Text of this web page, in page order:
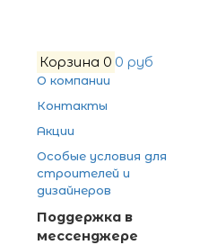
Корзина 0 0 руб
О компании
Контакты
Акции
Особые условия для
строителей и
дизайнеров
Поддержка в
мессенджере